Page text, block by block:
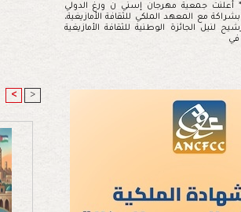
< >
أعلنت جمعية مهرجان إسني ن ورغ الدولي
بشراكة مع المعهد الملكي للثقافة الأمازيغية،
لنيل الجائزة الوطنية للثقافة الأمازيغية